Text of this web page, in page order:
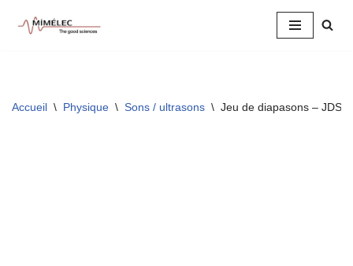
Accueil \ Physique \ Sons / ultrasons \ Jeu de diapasons – JDSP